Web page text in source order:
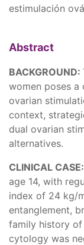
estimulación
Abstract
BACKGROUND:
women poses a
ovarian
context,
dual ovarian
alternatives.
CLINICAL CASE:
age 14, with
index of 24 kg/
entanglement,
family history of
cytology was